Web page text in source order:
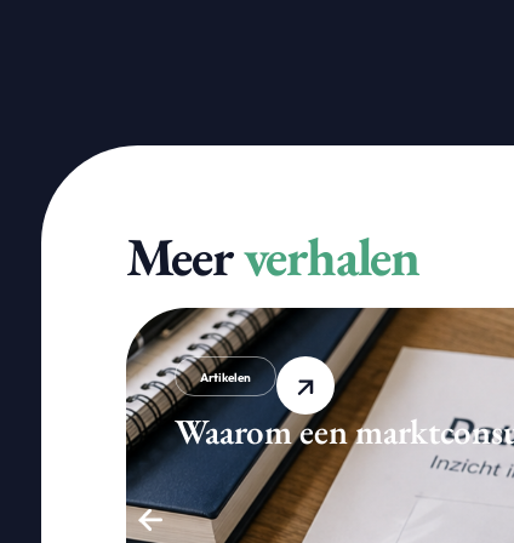
Meerverhalen
Artikelen
Waarom een